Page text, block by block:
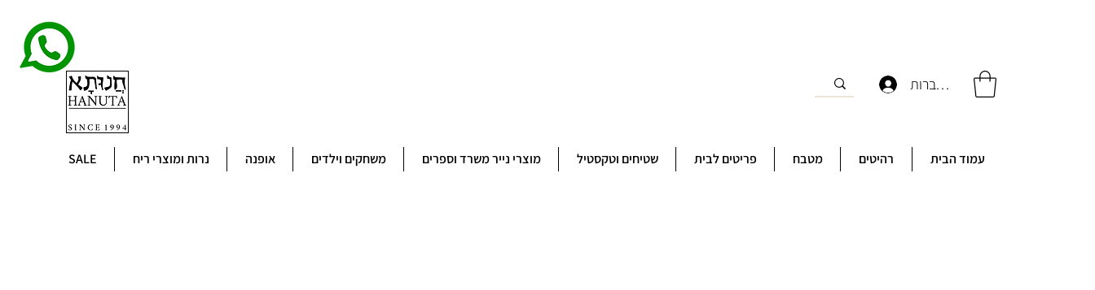
להתחברות
עמוד הבית רהיטים מטבח פריטים לבית שטיחים וטקסטיל מוצרי נייר משרד וספרים משחקים וילדים אופנה נרות ומוצרי ריח SALE